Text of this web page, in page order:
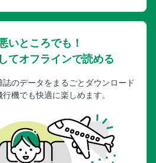
いところでも！
てオフラインで読める
のデータをまるごとダウンロード
機でも快適に楽しめます。